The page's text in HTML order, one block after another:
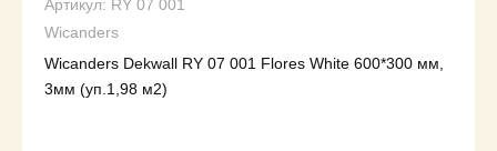
Артикул: RY 07 001
Wicanders
Wicanders Dekwall RY 07 001 Flores White 600*300 мм,
3мм (уп.1,98 м2)